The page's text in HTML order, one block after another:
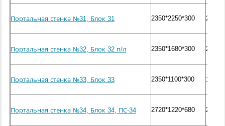
Портальная стенка №31, Блок 31 2350*2250*300 2100
Портальная стенка №32, Блок 32 п/л 2350*1680*300 2300
Портальная стенка №33, Блок 33 2350*1100*300 1500
Портальная стенка №34, Блок 34, ПС-34 2720*1220*680 2500